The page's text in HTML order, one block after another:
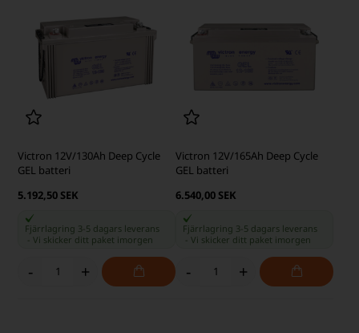
Victron 12V/130Ah Deep Cycle
GEL batteri
5.192,50 SEK
Fjärrlagring 3-5 dagars leverans
-Vi skicker ditt paket imorgen
- +
Victron 12V/165Ah Deep Cycle
GEL batteri
6.540,00 SEK
Fjärrlagring 3-5 dagars leverans
Vi skicker ditt paket imorgen
- +